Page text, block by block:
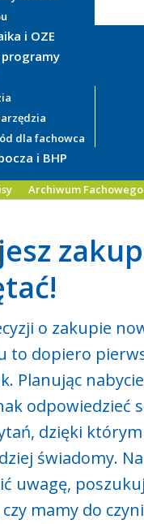
i OZE
dla fachowca
i BHP
Archiwum
o zakupie
to dopiero
Planując
odpowiedzieć
dzięki
świadomy.
uwagę,
mamy do